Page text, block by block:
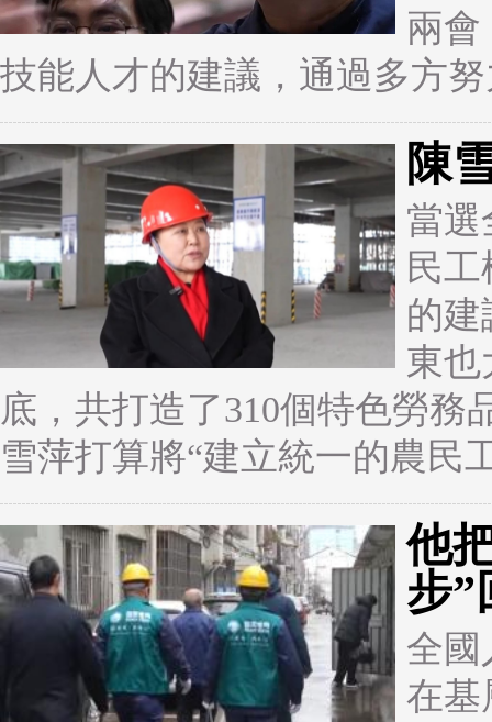
兩會
技能人才的建議，通過多方
陳
當選
民
的建
東也
底，共打造了310個特色勞務
雪萍打算將“建立統一的農民
他
步”
全國
在基